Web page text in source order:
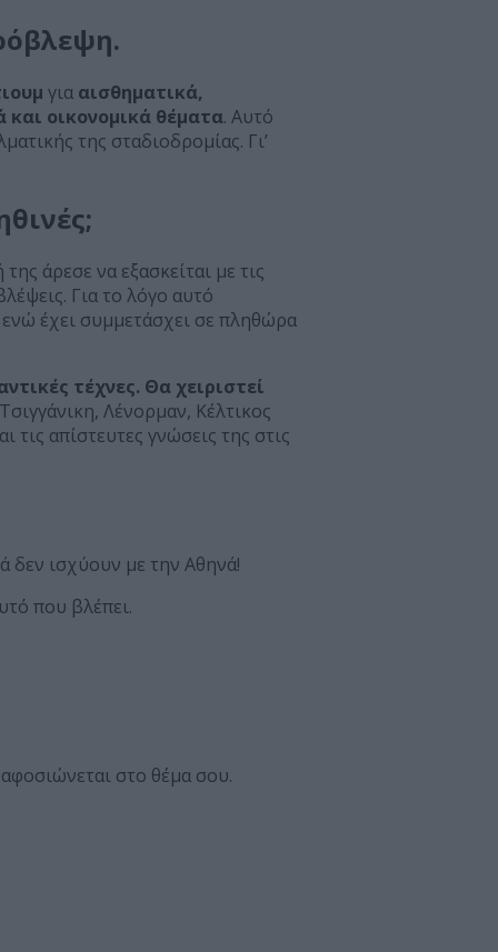
για αισθηματικά,
οικονομικά θέματα. Αυτό
της σταδιοδρομίας. Γι’
άρεσε να εξασκείται με τις
Για το λόγο αυτό
ενώ έχει συμμετάσχει σε πληθώρα
τέχνες. Θα χειριστεί
Λένορμαν, Κέλτικος
τις απίστευτες γνώσεις της στις
δεν ισχύουν με την Αθηνά!
που βλέπει.
στο θέμα σου.